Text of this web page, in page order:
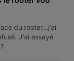
du rooter...j'ai
J'ai essayé